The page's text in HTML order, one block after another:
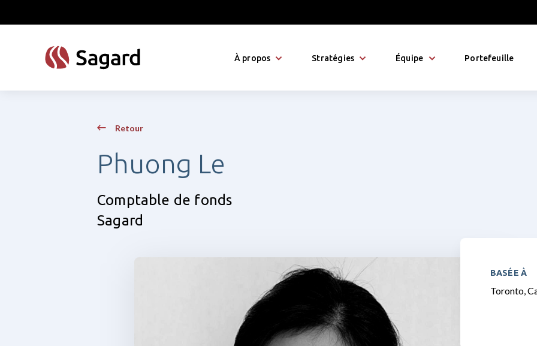
À propos Stratégies Équipe Portefeuille
Retour
Phuong Le
Comptable de fonds
Sagard
BASÉE À
Toronto,